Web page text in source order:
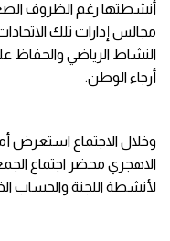
أنشطتها رغم الظروف
مجالس إدارات تلك
النشاط الرياضي والحفاظ
أرجاء الوطن.
وخلال الاجتماع استعرض
الاهجري محضر اجتماع
لأنشطة اللجنة والحساب